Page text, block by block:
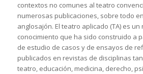
contextos no comunes al teatro
numerosas publicaciones, sobre todo
anglosajón. El teatro aplicado (TA) es
conocimiento que ha sido construido a
de estudio de casos y de ensayos de
publicados en revistas de disciplinas
teatro, educación, medicina, derecho,